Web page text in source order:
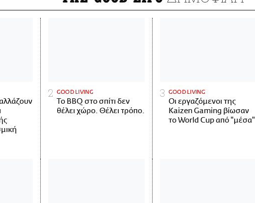
GOOD LIVING
Το BBQ στο σπίτι δεν
θέλει χώρο. Θέλει τρόπο.
GOOD LIVING
Οι εργαζόμενοι της
Kaizen Gaming βίωσαν
το World Cup από "μέσα"